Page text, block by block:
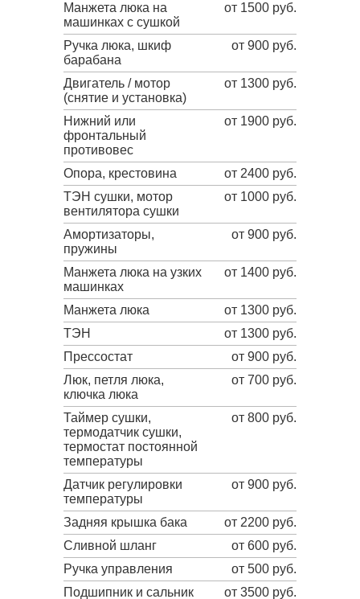
Манжета люка на
машинках с сушкой
от 1500 руб.
Ручка люка, шкиф
барабана
от 900 руб.
Двигатель / мотор
(снятие и установка)
от 1300 руб.
Нижний или
фронтальный
противовес
от 1900 руб.
Опора, крестовина
от 2400 руб.
ТЭН сушки, мотор
вентилятора сушки
от 1000 руб.
Амортизаторы,
пружины
от 900 руб.
Манжета люка на узких
машинках
от 1400 руб.
Манжета люка
от 1300 руб.
ТЭН
от 1300 руб.
Прессостат
от 900 руб.
Люк, петля люка,
ключка люка
от 700 руб.
Таймер сушки,
термодатчик сушки,
термостат постоянной
температуры
от 800 руб.
Датчик регулировки
температуры
от 900 руб.
Задняя крышка бака
от 2200 руб.
Сливной шланг
от 600 руб.
Ручка управления
от 500 руб.
Подшипник и сальник
от 3500 руб.